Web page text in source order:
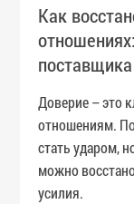
Как
поставщика
Доверие – это
отношениям.
стать ударом,
можно
усилия.